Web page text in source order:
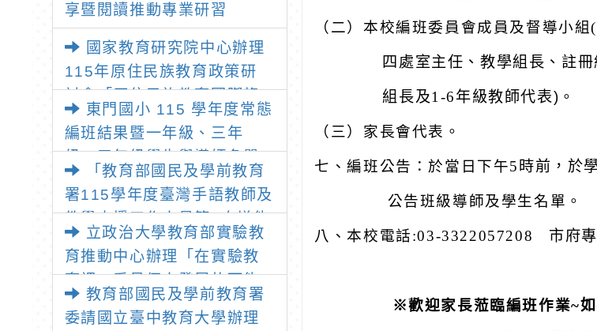
享暨閱讀推動專業研習
國家教育研究院中心辦理
115年原住民族教育政策研
討會「原住民族教育國際趨
勢與發展」
東門國小 115 學年度常態
編班結果暨一年級、三年
級、五年級學生與導師名單
「教育部國民及學前教育
署115學年度臺灣手語教師及
教學支援工作人員第1次增能
暨回訓研習實施計畫」1份
立政治大學教育部實驗教
育推動中心辦理「在實驗教
育裡，看見個人發展的可能
性」推廣講座
教育部國民及學前教育署
委請國立臺中教育大學辦理
（二）本校編班委員會成員及督導小組(
四處室主任、教學組長、註
組長及1-6年級教師代表) 。
（三）家長會代表。
七、編班公告：於當日下午5 時前，於
公告班級導師及學生名單。
八、本校電話:03-3322057208 市府
※歡迎家長蒞臨編班作業~